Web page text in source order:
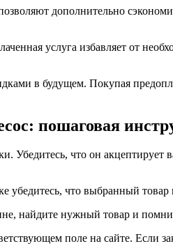
дополнительно
услуга избавляет от
в будущем. Покупая
пошаговая
что он акцептирует
что выбранный
найдите нужный товар и
поле на сайте. Если